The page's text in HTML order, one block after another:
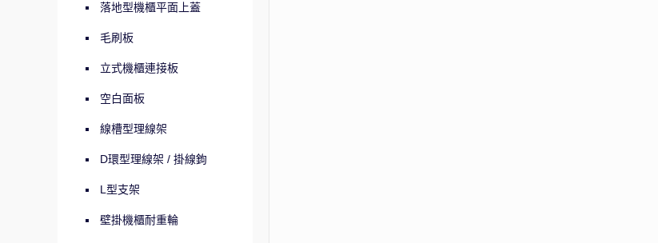
落地型機櫃平面上蓋
毛刷板
立式機櫃連接板
空白面板
線槽型理線架
D環型理線架 / 掛線鉤
L型支架
壁掛機櫃耐重輪